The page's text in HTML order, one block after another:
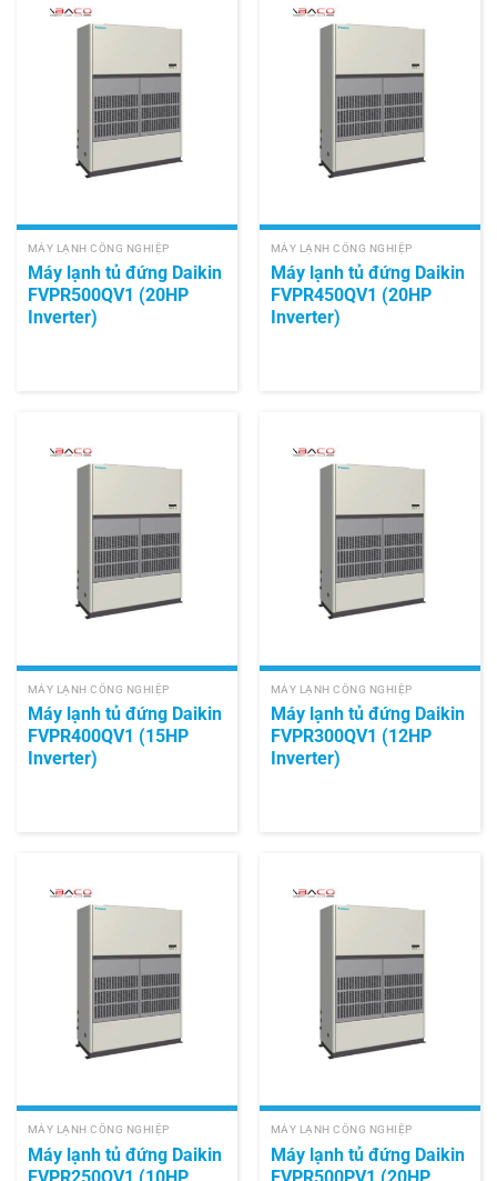
MÁY LẠNH CÔNG NGHIỆP
Máy lạnh tủ đứng Daikin
FVPR500QV1 (20HP
Inverter)
MÁY LẠNH CÔNG NGHIỆP
Máy lạnh tủ đứng Daikin
FVPR450QV1 (20HP
Inverter)
MÁY LẠNH CÔNG NGHIỆP
Máy lạnh tủ đứng Daikin
FVPR400QV1 (15HP
Inverter)
MÁY LẠNH CÔNG NGHIỆP
Máy lạnh tủ đứng Daikin
FVPR300QV1 (12HP
Inverter)
MÁY LẠNH CÔNG NGHIỆP
Máy lạnh tủ đứng Daikin
MÁY LẠNH CÔNG NGHIỆP
Máy lạnh tủ đứng Daikin